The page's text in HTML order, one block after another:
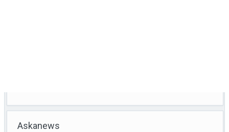
Askanews